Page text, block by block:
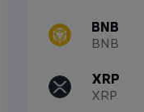
BNB
BNB
XRP
XRP